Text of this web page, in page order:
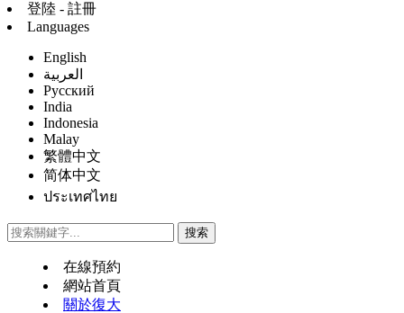
登陸 - 註冊
Languages
English
العربية
Русский
India
Indonesia
Malay
繁體中文
简体中文
ประเทศไทย
在線預約
網站首頁
關於復大